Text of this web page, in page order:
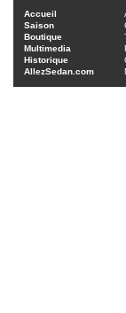
Accueil
Saison
Boutique
Multimedia
Historique
AllezSedan.com